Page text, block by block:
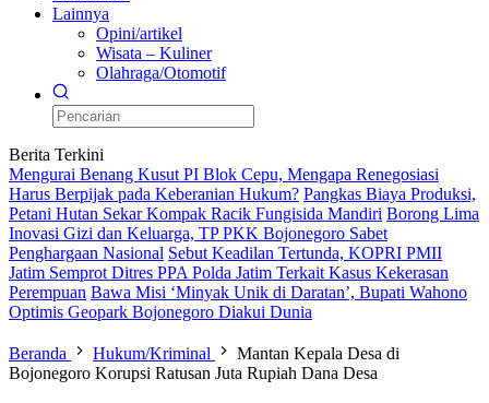
Lainnya
Opini/artikel
Wisata – Kuliner
Olahraga/Otomotif
Berita Terkini
Mengurai Benang Kusut PI Blok Cepu, Mengapa Renegosiasi
Harus Berpijak pada Keberanian Hukum? Pangkas Biaya Produksi,
Petani Hutan Sekar Kompak Racik Fungisida Mandiri Borong Lima
Inovasi Gizi dan Keluarga, TP PKK Bojonegoro Sabet
Penghargaan Nasional Sebut Keadilan Tertunda, KOPRI PMII
Jatim Semprot Ditres PPA Polda Jatim Terkait Kasus Kekerasan
Perempuan Bawa Misi ‘Minyak Unik di Daratan’, Bupati Wahono
Optimis Geopark Bojonegoro Diakui Dunia
Beranda Hukum/Kriminal
Mantan Kepala Desa di
Bojonegoro Korupsi Ratusan Juta Rupiah Dana Desa